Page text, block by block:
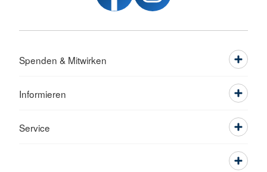
Spenden & Mitwirken
Informieren
Service